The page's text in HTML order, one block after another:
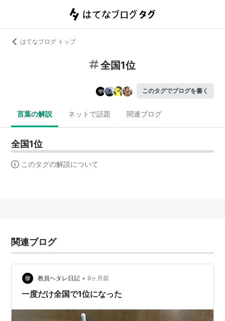
はてなブログ トップ
全国1位
このタグでブログを書く
言葉の解説 ネットで話題 関連ブログ
全国1位
このタグの解説について
関連ブログ
教員ヘタレ日記 • 9ヶ月前
一度だけ全国で1位になった